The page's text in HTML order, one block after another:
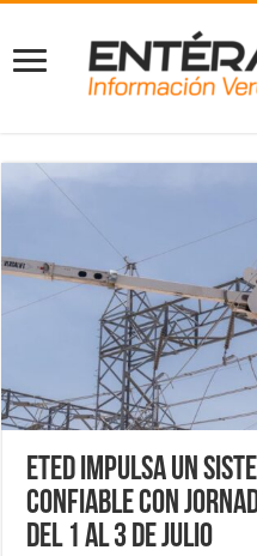
ETED impulsa un
confiable con
del 1 al 3 de julio